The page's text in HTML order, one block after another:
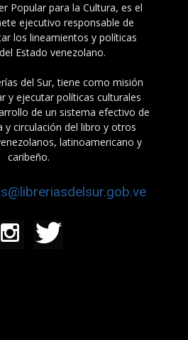
Popular para la Cultura, es el
ejecutivo responsable de
los lineamientos y políticas
Estado venezolano.
del Sur, tiene como misión
y ejecutar políticas culturales
de un sistema efectivo de
y circulación del libro y otros
latinoamericano y
caribeño.